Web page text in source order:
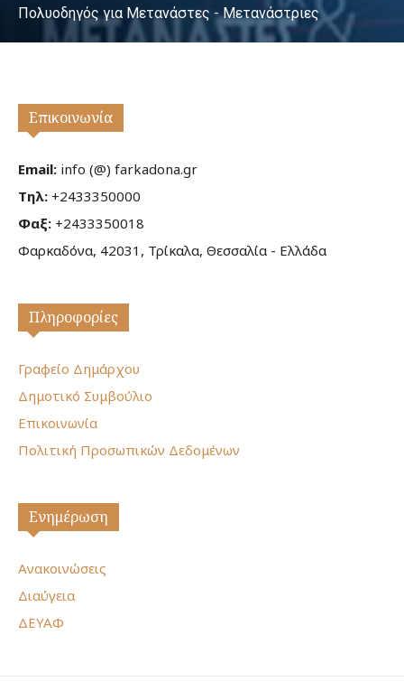
Πολυοδηγός για Μετανάστες - Μετανάστριες
Επικοινωνία
Email: info (@) farkadona.gr
Τηλ: +2433350000
Φαξ: +2433350018
Φαρκαδόνα, 42031, Τρίκαλα, Θεσσαλία - Ελλάδα
Πληροφορίες
Γραφείο Δημάρχου
Δημοτικό Συμβούλιο
Επικοινωνία
Πολιτική Προσωπικών Δεδομένων
Ενημέρωση
Ανακοινώσεις
Διαύγεια
ΔΕΥΑΦ